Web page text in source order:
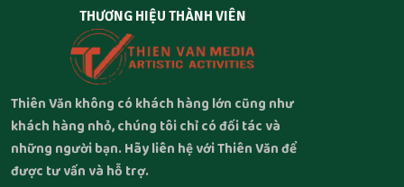
THƯƠNG HIỆU THÀNH VIÊN
Thiên Văn không có khách hàng lớn cũng như
khách hàng nhỏ, chúng tôi chỉ có đối tác và
những người bạn. Hãy liên hệ với Thiên Văn để
được tư vấn và hỗ trợ.